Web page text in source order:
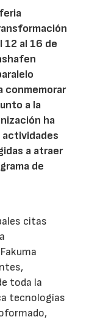
12 al 16 de
conmemorar
a la
ha
actividades
a atraer
de
citas
toda la
tecnologías